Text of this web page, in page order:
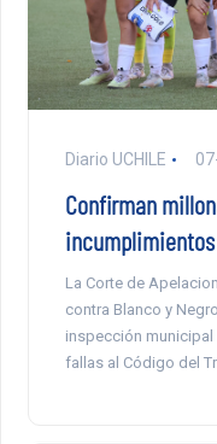
Diario UCHILE
Confirman
La Corte de
contra Blanco y
inspección
fallas al Código del